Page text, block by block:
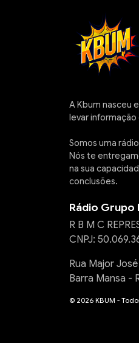
A Kbum nasceu
levar informação
Somos uma
Nós te
na sua
conclusões.
Rádio Grupo
R B M C
CNPJ:
Rua Major
Barra Mansa -
© 2026 KBUM -